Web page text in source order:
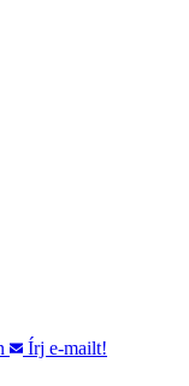
Írj e-mailt!